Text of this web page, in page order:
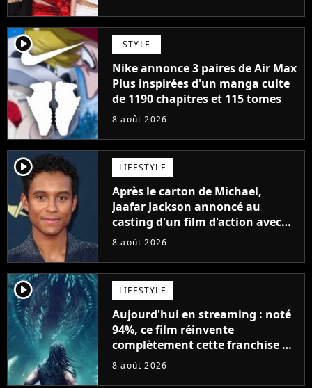
player2 STYLE
Nike annonce 3 paires de Air Max
Plus inspirées d'un manga culte
de 1190 chapitres et 115 tomes
8 août 2026
player2 LIFESTYLE
Après le carton de Michael,
Jaafar Jackson annoncé au
casting d'un film d'action avec
Will Smith
8 août 2026
player2 LIFESTYLE
Aujourd'hui en streaming : noté
94%, ce film réinvente
complètement cette franchise de
science-fiction vieille de 40 ans
8 août 2026